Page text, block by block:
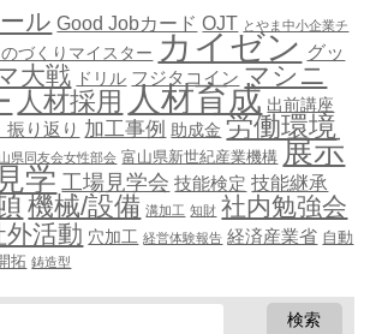
ル Good Jobカード OJT とやま中小企業チ
のづくりマイスター カイゼン グッ
大戦 ドリル フジタコイン マシニ
人材採用 人材育成 出前講座
り返り 加工事例 助成金 労働環境
県同友会女性部会 富山県新世紀産業機構 展示
学 工場見学会 技能検定 技能継承
機械/設備 溝加工 知財 社内勉強会
外活動 穴加工 経営体験報告 経済産業省 自動
拓 鋳造型